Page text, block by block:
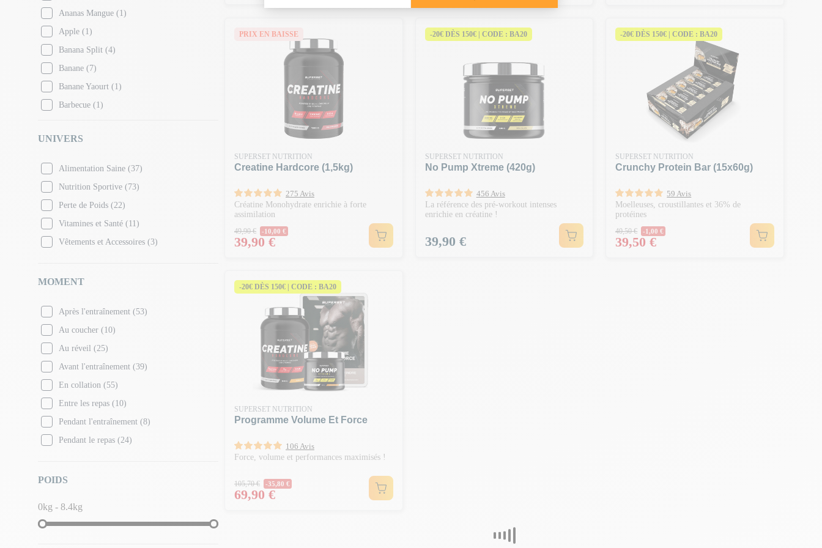
Scitec Nutrition(7)
Superset Nutrition (68)
Vitamin Well(1)
Ananas Mangue (1)
Apple (1)
Banana Split (4)
Banane (7)
Banane Yaourt (1)
Barbecue (1)
Black Biscuit
Cappuccino
(1)
Caramel
Caramel Cappuccino
Caramel Salé
Cheesecake
(1)
Cheesecake Citron
Cherry Limeade
Cherry Sour
Choco Cookie
Choco Peanuts Butter(1)
UNIVERS
Alimentation Saine (37)
Nutrition Sportive (73)
Perte de Poids (22)
Vitamines et Santé (11)
Vêtements et Accessoires (3)
MOMENT
Après l'entraînement (53)
Au coucher (10)
Au réveil (25)
Avant l'entraînement (39)
En collation (55)
Entre les repas (10)
Pendant l'entraînement (8)
Pendant le repas (24)
POIDS
0kg - 8.4kg
PRIX EN BAISSE
SUPERSET NUTRITION
Creatine Hardcore (1,5kg)
275 Avis
Créatine Monohydrate enrichie à forte
assimilation
Prix Normal
49,90 € -10,00 €
Prix
39,90 €
-20€ DÈS 150€ | CODE : BA20
SUPERSET NUTRITION
No Pump Xtreme (420g)
456 Avis
La référence des pré-workout intenses
enrichie en créatine !
Prix
39,90 €
-20€ DÈS 150€ | CODE : BA20
SUPERSET NUTRITION
Crunchy Protein Bar (15x60g)
59 Avis
Moelleuses, croustillantes et 36% de
protéines
Prix Normal
40,50 € -1,00 €
Prix
39,50 €
-20€ DÈS 150€ | CODE : BA20
SUPERSET NUTRITION
Programme Volume Et Force
106 Avis
Force, volume et performances maximisés !
Prix Normal
105,70 € -35,80 €
Prix
69,90 €